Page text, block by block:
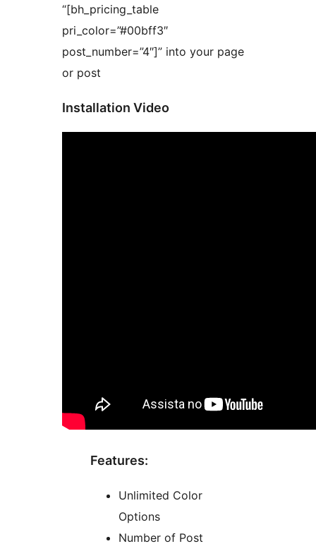
“[bh_pricing_table
pri_color=”#00bff3″
post_number=”4″]” into your page
or post
Installation Video
Features:
Unlimited Color
Options
Number of Post